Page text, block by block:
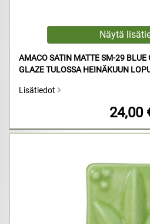
AMACO SATIN MATTE SM-29 BLUE
GLAZE TULOSSA HEINÄKUUN
Lisätiedot
24,00